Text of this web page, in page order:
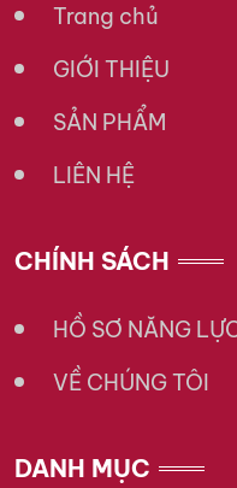
Trang chủ
GIỚI THIỆU
SẢN PHẨM
LIÊN HỆ
CHÍNH SÁCH
HỒ SƠ NĂNG
VỀ CHÚNG TÔI
DANH MỤC